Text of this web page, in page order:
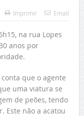
Imprimir Email
na rua Lopes
anos por
que o agente
uma viatura se
de peões, tendo
Este não a acatou